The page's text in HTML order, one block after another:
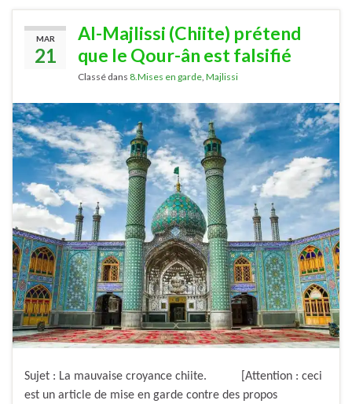
MAR
21
Al-Majlissi (Chiite) prétend
que le Qour-ân est falsifié
Classé dans 8.Mises en garde Majlissi
Sujet : La mauvaise croyance chiite. [Attention : ceci
est un article de mise en garde contre des propos